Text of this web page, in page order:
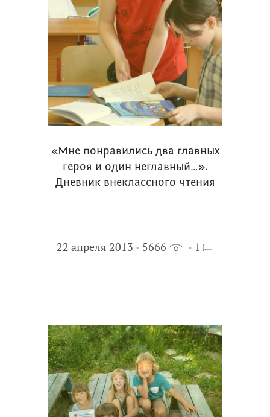
«Мне понравились два главных
героя и один неглавный…».
Дневник внеклассного чтения
22 апреля 2013 5666 1